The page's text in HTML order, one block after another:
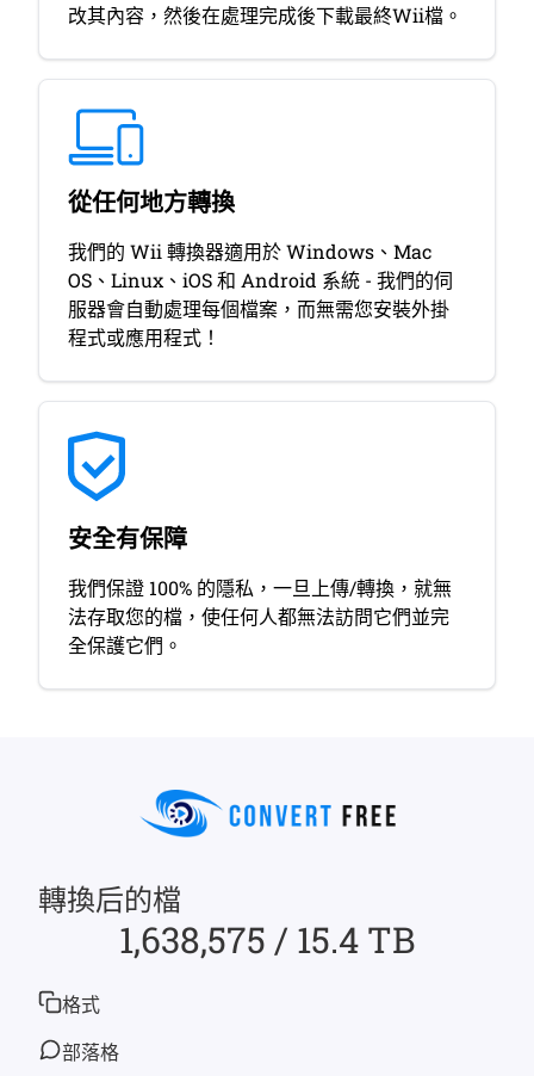
改其內容，然後在處理完成後下載最終Wii檔。
從任何地方轉換
我們的 Wii 轉換器適用於 Windows、Mac
OS、Linux、iOS 和 Android 系統 - 我們的伺
服器會自動處理每個檔案，而無需您安裝外掛
程式或應用程式！
安全有保障
我們保證 100% 的隱私，一旦上傳/轉換，就無
法存取您的檔，使任何人都無法訪問它們並完
全保護它們。
轉換后的檔
1,638,575 / 15.4 TB
格式
部落格